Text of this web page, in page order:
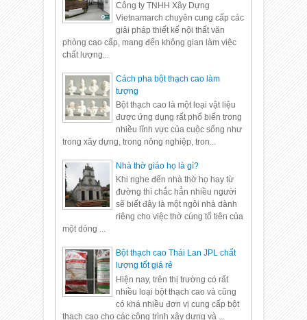
Công ty TNHH Xây Dựng
Vietnamarch chuyên cung cấp các
giải pháp thiết kế nội thất văn
phòng cao cấp, mang đến không gian làm việc
chất lượng...
Cách pha bột thạch cao làm
tượng
Bột thạch cao là một loại vật liệu
được ứng dụng rất phổ biến trong
nhiều lĩnh vực của cuộc sống như
trong xây dựng, trong nông nghiệp, tron...
Nhà thờ giáo họ là gì?
Khi nghe đến nhà thờ họ hay từ
đường thì chắc hẳn nhiều người
sẽ biết đây là một ngôi nhà dành
riêng cho việc thờ cúng tổ tiên của
một dòng ...
Bột thạch cao Thái Lan JPL chất
lượng tốt giá rẻ
Hiện nay, trên thị trường có rất
nhiều loại bột thạch cao và cũng
có khá nhiều đơn vị cung cấp bột
thạch cao cho các công trình xây dựng và ...